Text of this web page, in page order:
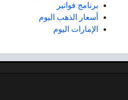
برنامج فواتير
أسعار الذهب اليوم
الإمارات اليوم